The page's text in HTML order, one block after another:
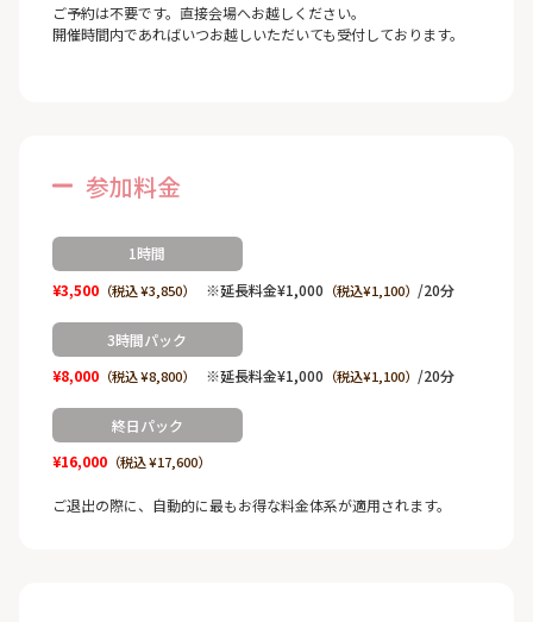
ご予約は不要です。直接会場へお越しください。
開催時間内であればいつお越しいただいても受付しております。
参加料金
1時間
¥3,500（税込 ¥3,850） ※延長料金¥1,000 （税込¥1,100） /20分
3時間パック
¥8,000（税込 ¥8,800） ※延長料金¥1,000 （税込¥1,100） /20分
終日パック
¥16,000（税込 ¥17,600）
ご退出の際に、自動的に最もお得な料金体系が適用されます。